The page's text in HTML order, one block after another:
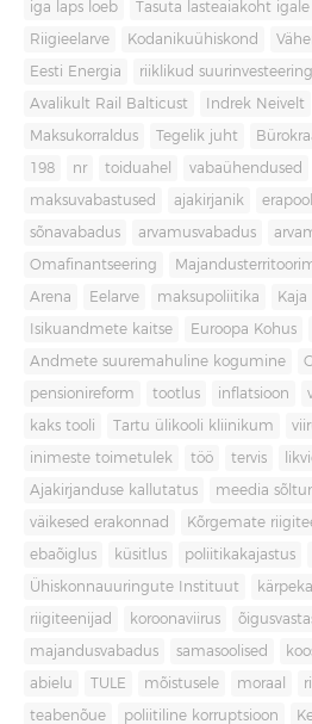
iga laps loeb Tasuta lasteaiakoht igale
Riigieelarve Kodanikuühiskond
Eesti Energia riiklikud
Avalikult Rail Balticust Indrek Neivelt
Maksukorraldus Tegelik juht
198 nr toiduahel vabaühendused
maksuvabastused ajakirjanik
sõnavabadus arvamusvabadus
Omafinantseering
Arena Eelarve maksupoliitika Kaja
Isikuandmete kaitse Euroopa Kohus
Andmete suuremahuline kogumine
pensionireform tootlus inflatsioon
kaks tooli Tartu ülikooli kliinikum
inimeste toimetulek töö tervis
Ajakirjanduse kallutatus meedia
väikesed erakonnad Kõrgemate
ebaõiglus küsitlus poliitikakajastus
Ühiskonnauuringute Instituut
riigiteenijad koroonaviirus
majandusvabadus samasoolised
abielu TULE mõistusele moraal
teabenõue poliitiline korruptsioon